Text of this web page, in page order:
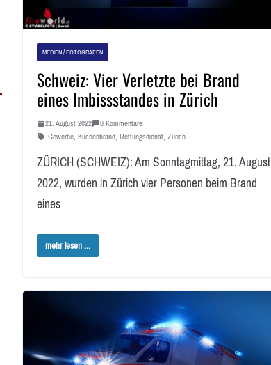
MEDIEN / FOTOGRAFEN
Schweiz: Vier Verletzte bei Brand
eines Imbissstandes in Zürich
21. August 2022 0 Kommentare
Gewerbe, Küchenbrand, Rettungsdienst, Zürich
ZÜRICH (SCHWEIZ): Am Sonntagmittag, 21. August
2022, wurden in Zürich vier Personen beim Brand
eines
mehr lesen ...